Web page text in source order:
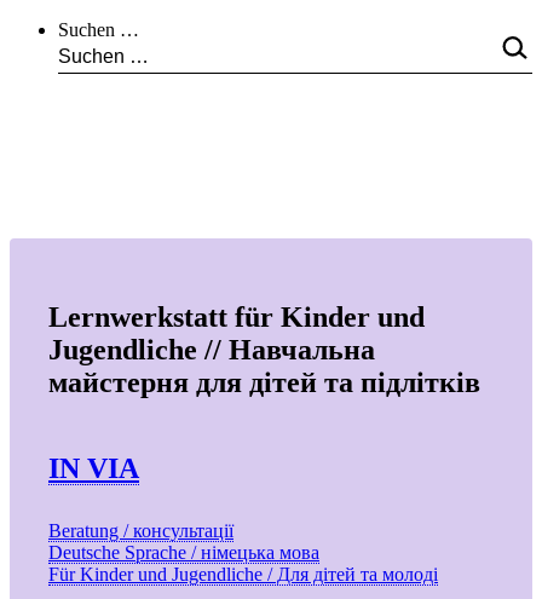
Suchen …
Lernwerkstatt für Kinder und
Jugendliche // Навчальна
майстерня для дітей та підлітків
IN VIA
Beratung / консультації
Deutsche Sprache / німецька мова
Für Kinder und Jugendliche / Для дітей та молоді